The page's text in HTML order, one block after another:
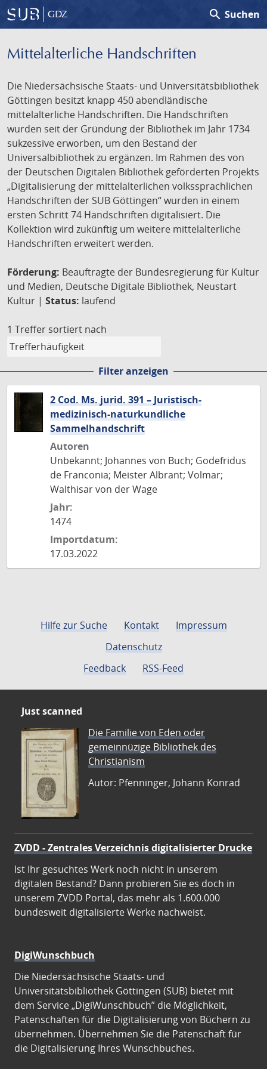
GDZ search Suchen
Mittelalterliche Handschriften
Die Niedersächsische Staats- und Universitätsbibliothek
Göttingen besitzt knapp 450 abendländische
mittelalterliche Handschriften. Die Handschriften
wurden seit der Gründung der Bibliothek im Jahr 1734
sukzessive erworben, um den Bestand der
Universalbibliothek zu ergänzen. Im Rahmen des von
der Deutschen Digitalen Bibliothek geförderten Projekts
„Digitalisierung der mittelalterlichen volkssprachlichen
Handschriften der SUB Göttingen“ wurden in einem
ersten Schritt 74 Handschriften digitalisiert. Die
Kollektion wird zukünftig um weitere mittelalterliche
Handschriften erweitert werden.
Förderung: Beauftragte der Bundesregierung für Kultur
und Medien, Deutsche Digitale Bibliothek, Neustart
Kultur | Status: laufend
1 Treffer sortiert nach
Filter anzeigen
2 Cod. Ms. jurid. 391 – Juristisch-
medizinisch-naturkundliche
Sammelhandschrift
Autoren
Unbekannt; Johannes von Buch; Godefridus
de Franconia; Meister Albrant; Volmar;
Walthisar von der Wage
Jahr:
1474
Importdatum:
17.03.2022
Hilfe zur Suche Kontakt
Impressum
Datenschutz
Feedback
RSS-Feed
Just scanned
Die Familie von Eden oder
gemeinnüzige Bibliothek des
Christianism
Autor: Pfenninger, Johann Konrad
ZVDD - Zentrales Verzeichnis digitalisierter Drucke
Ist Ihr gesuchtes Werk noch nicht in unserem
digitalen Bestand? Dann probieren Sie es doch in
unserem ZVDD Portal, das mehr als 1.600.000
bundesweit digitalisierte Werke nachweist.
DigiWunschbuch
Die Niedersächsische Staats- und
Universitätsbibliothek Göttingen (SUB) bietet mit
dem Service „DigiWunschbuch” die Möglichkeit,
Patenschaften für die Digitalisierung von Büchern zu
übernehmen. Übernehmen Sie die Patenschaft für
die Digitalisierung Ihres Wunschbuches.